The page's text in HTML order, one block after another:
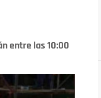
entre las 10:00